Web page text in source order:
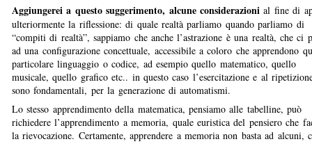
Aggiungerei a questo suggerimento, alcune considerazioni al fine di
ulteriormente la riflessione: di quale realtà parliamo quando parliamo di
“compiti di realtà”, sappiamo che anche l’astrazione è una realtà, che ci
ad una configurazione concettuale, accessibile a coloro che apprendono
particolare linguaggio o codice, ad esempio quello matematico, quello
musicale, quello grafico etc.. in questo caso l’esercitazione e al
sono fondamentali, per la generazione di automatismi.
Lo stesso apprendimento della matematica, pensiamo alle tabelline, può
richiedere l’apprendimento a memoria, quale euristica del pensiero che
la rievocazione. Certamente, apprendere a memoria non basta ad alcuni,